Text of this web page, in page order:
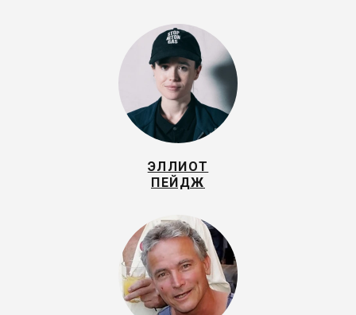
ЭЛЛИОТ
ПЕЙДЖ